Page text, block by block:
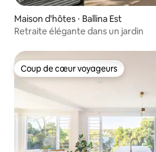
Maison d'hôtes ⋅ Ballina Est
Retraite élégante dans un jardin
Coup de cœur voyageurs
Coup de cœur voyageurs